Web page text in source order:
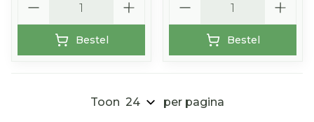
Bestel Bestel
Toon per pagina